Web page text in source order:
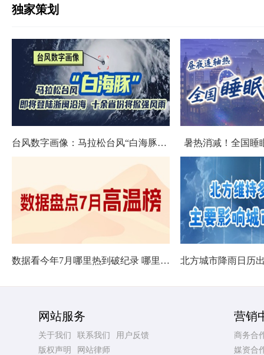
独家策划
台风数字画像：马拉松台风“白海豚”将影响十余省份 暑热消减！全国睡
数据看今年7月哪里热到破纪录 哪里暑热连轴转
网站服务
关于我们 联系我们
用户反馈
版权声明
网站律师
营销
商务合
媒资合